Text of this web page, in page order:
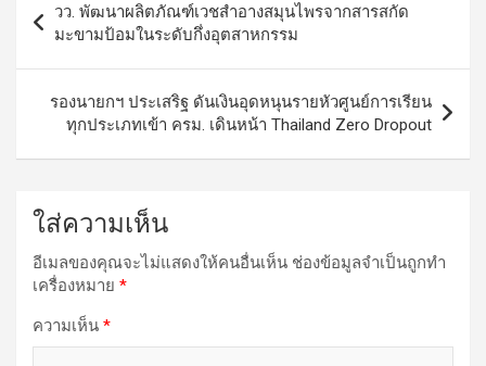
เรื่อง
วว. พัฒนาผลิตภัณฑ์เวชสำอางสมุนไพรจากสารสกัด
มะขามป้อมในระดับกึ่งอุตสาหกรรม
รองนายกฯ ประเสริฐ ดันเงินอุดหนุนรายหัวศูนย์การเรียน
ทุกประเภทเข้า ครม. เดินหน้า Thailand Zero Dropout
ใส่ความเห็น
อีเมลของคุณจะไม่แสดงให้คนอื่นเห็น ช่องข้อมูลจำเป็นถูกทำ
เครื่องหมาย *
ความเห็น *